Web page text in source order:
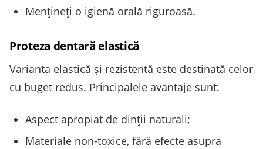
Mențineți o igienă orală riguroasă.
Proteza dentară elastică
Varianta elastică și rezistentă este destinată celor
cu buget redus. Principalele avantaje sunt:
Aspect apropiat de dinții naturali;
Materiale non-toxice, fără efecte asupra